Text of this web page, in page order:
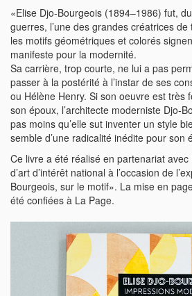
«Elise Djo-Bourgeois (1894–1986) fut,
guerres, l’une des grandes créatrices
les motifs géométriques et colorés
manifeste pour la modernité.
Sa carrière, trop courte, ne lui a pas
passer à la postérité à l’instar de ses
ou Hélène Henry. Si son oeuvre est très
son époux, l’architecte moderniste Djo-
pas moins qu’elle sut inventer un style
semble d’une radicalité inédite pour son
Ce livre a été réalisé en partenariat
d’art d’intérêt national à l’occasion de
Bourgeois, sur le motif». La mise en
été confiées à La Page.